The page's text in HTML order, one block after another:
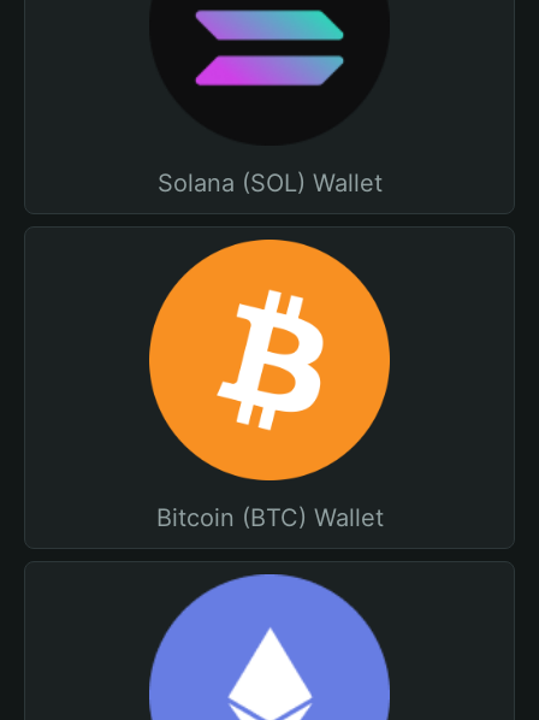
Solana (SOL) Wallet
Bitcoin (BTC) Wallet